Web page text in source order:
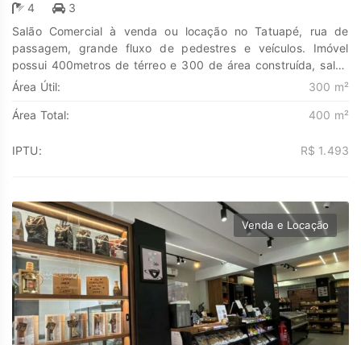
4
3
Salão Comercial à venda ou locação no Tatuapé, rua de
passagem, grande fluxo de pedestres e veículos. Imóvel
possui 400metros de térreo e 300 de área construída, salão
térreo dividido em salas, sala de reunião, 4 banheiros,
nos fundos. Vagas para até 3 veículos. Não perca e agende já
em lares e seus investimentos em oportunidades. Na Marengo
www.marengoimoveis.com.br 11-99203-8087
Área Útil: 300 m²
Área Total: 400 m²
IPTU: R$ 1.493
Venda e Locação